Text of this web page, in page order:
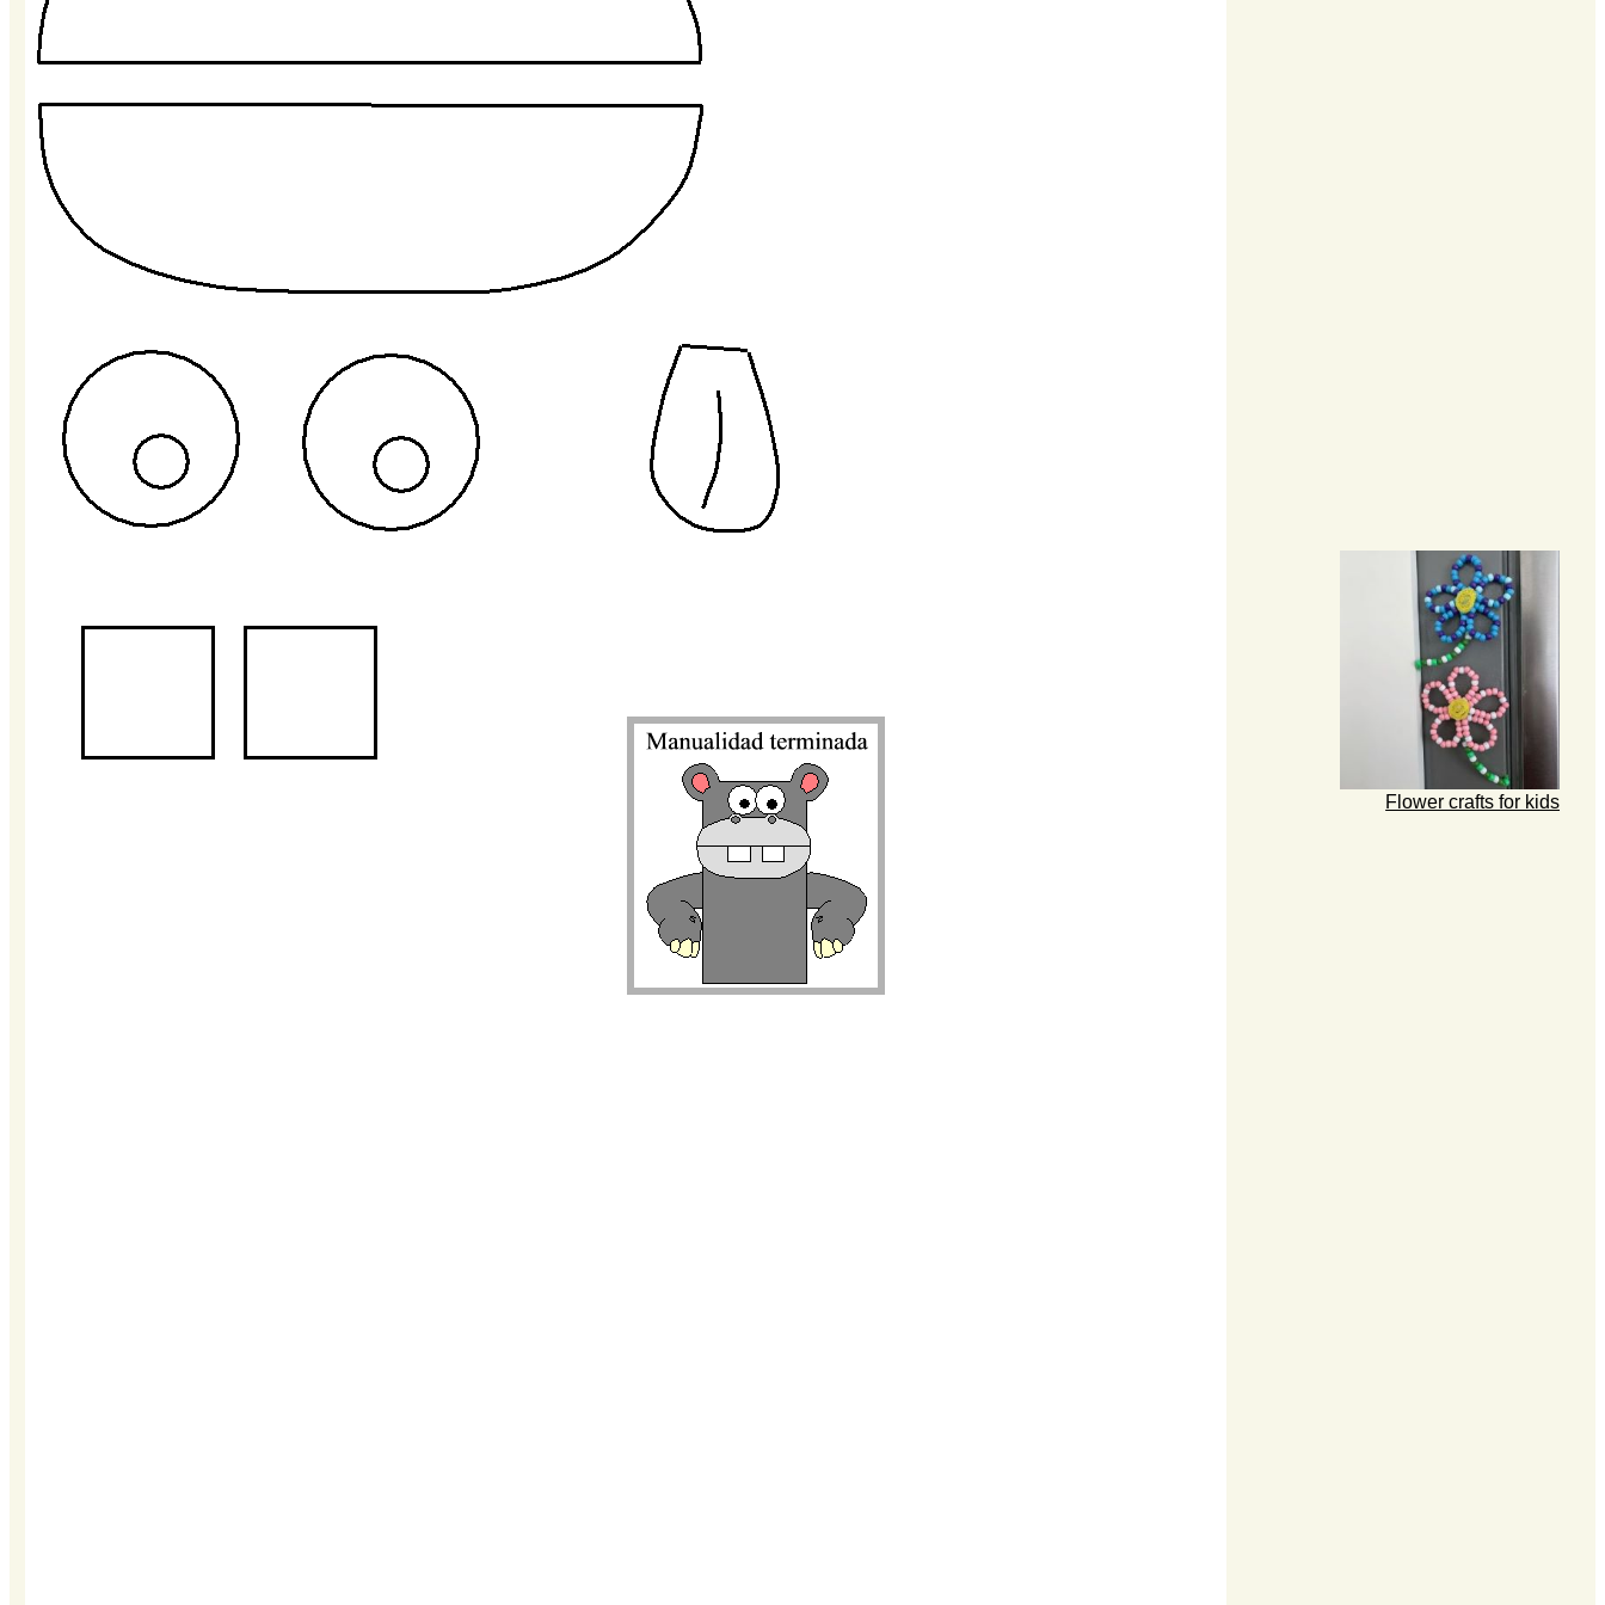
Flower crafts for kids